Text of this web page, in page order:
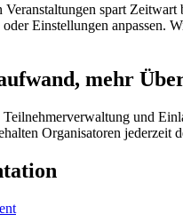
spart Zeitwart
Einstellungen anpassen.
mehr
und
Organisatoren